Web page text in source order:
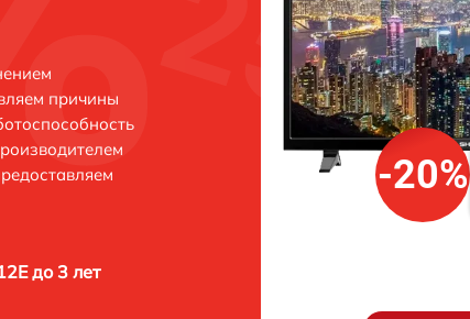
причины
до 3 лет
-20%